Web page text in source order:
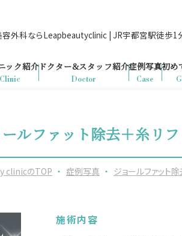
容外科ならLeapbeautyclinic | JR宇都宮駅徒歩1
Clinic
ック紹介
Doctor
ドクター&スタッフ紹介
Case
症例写真初め
ルファット除去＋糸リフ
clinicのTOP ・ 症例写真 ・ ジョールファット
施術内容